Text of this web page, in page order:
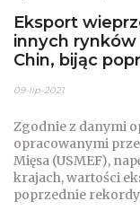
Eksport
innych
Chin, bijąc
09-lip-2021
Zgodnie z danymi
opracowanymi
Mięsa (USMEF),
krajach, wartości
poprzednie